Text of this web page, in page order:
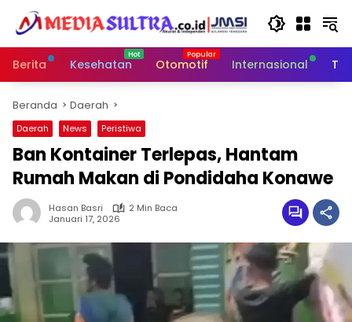
Langsung
konten
Berita
Kesehatan Otomotif Internasional
Beranda Daerah
Daerah News Peristiwa
Ban Kontainer Terlepas, Hantam
Rumah Makan di Pondidaha Konawe
Hasan Basri
2 Min Baca
Januari 17, 2026